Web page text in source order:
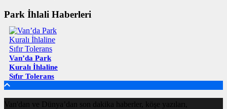
Park İhlali Haberleri
Van’da Park
Kuralı İhlaline
Sıfır Tolerans
Van'dan ve Dünya’dan son dakika haberler, köşe yazıları,